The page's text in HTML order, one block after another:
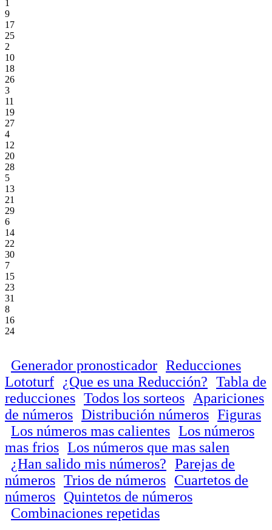
1
9
17
25
2
10
18
26
3
11
19
27
4
12
20
28
5
13
21
29
6
14
22
30
7
15
23
31
8
16
24
Generador pronosticador Reducciones
Lototurf
¿Que es una Reducción? Tabla de
reducciones Todos los sorteos
Apariciones
de números Distribución números Figuras
Los números mas calientes Los números
mas frios Los números que mas salen
¿Han salido mis números? Parejas de
números Trios de números Cuartetos de
números Quintetos de números
Combinaciones repetidas